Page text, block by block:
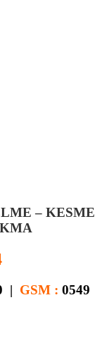
– KESME
| GSM : 0549